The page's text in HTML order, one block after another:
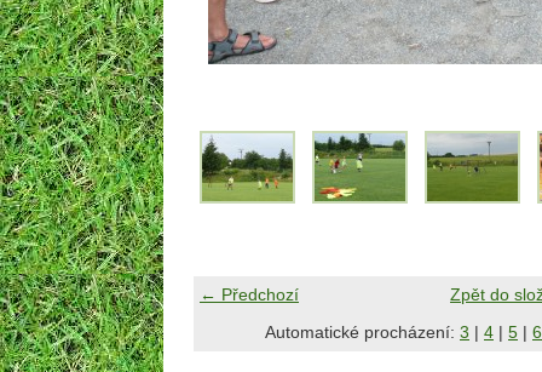
← Předchozí
Zpět do
Automatické procházení: 3 | 4 | 5 | 6